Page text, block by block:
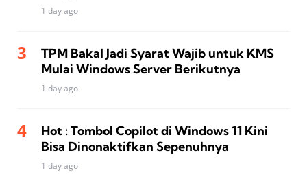
1 day ago
TPM Bakal Jadi Syarat Wajib untuk KMS
Mulai Windows Server Berikutnya
1 day ago
Hot : Tombol Copilot di Windows 11 Kini
Bisa Dinonaktifkan Sepenuhnya
1 day ago